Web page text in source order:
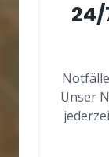
24/
Unser